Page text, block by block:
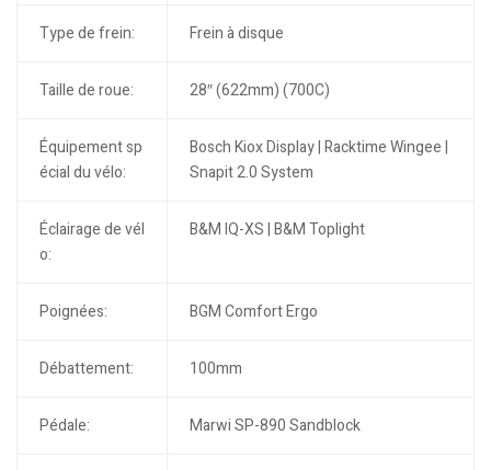
Type de frein: Frein à disque
Taille de roue: 28″ (622mm) (700C)
Équipement sp
écial du vélo:
Bosch Kiox Display | Racktime Wingee |
Snapit 2.0 System
Éclairage de vél
o:
B&M IQ-XS | B&M Toplight
Poignées: BGM Comfort Ergo
Débattement: 100mm
Pédale: Marwi SP-890 Sandblock